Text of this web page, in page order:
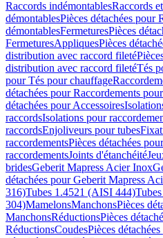
Raccords indémontablesRaccords
démontablesPièces détachées pour
démontablesFermeturesPièces
FermeturesAppliquesPièces
distribution avec raccord fileté
distribution avec raccord filetéTés
pour Tés pour chauffage
détachées pour Raccordements
détachées pour Accessoires
raccordsIsolations pour
raccordsEnjoliveurs pour tubes
raccordementsPièces détachées
raccordementsJoints d'étanchéité
bridesGeberit Mapress Acier Inox
détachées pour Geberit Mapress
316)Tubes 1.4521 (AISI 444)
304)MamelonsManchonsPièces
ManchonsRéductionsPièces
RéductionsCoudesPièces